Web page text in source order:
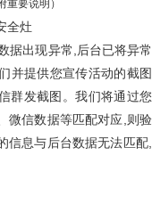
全灶
据出现异常,后台已将异常
并提供您宣传活动的截图
群发截图。我们将通过您
微信数据等匹配对应,则验
信息与后台数据无法匹配,